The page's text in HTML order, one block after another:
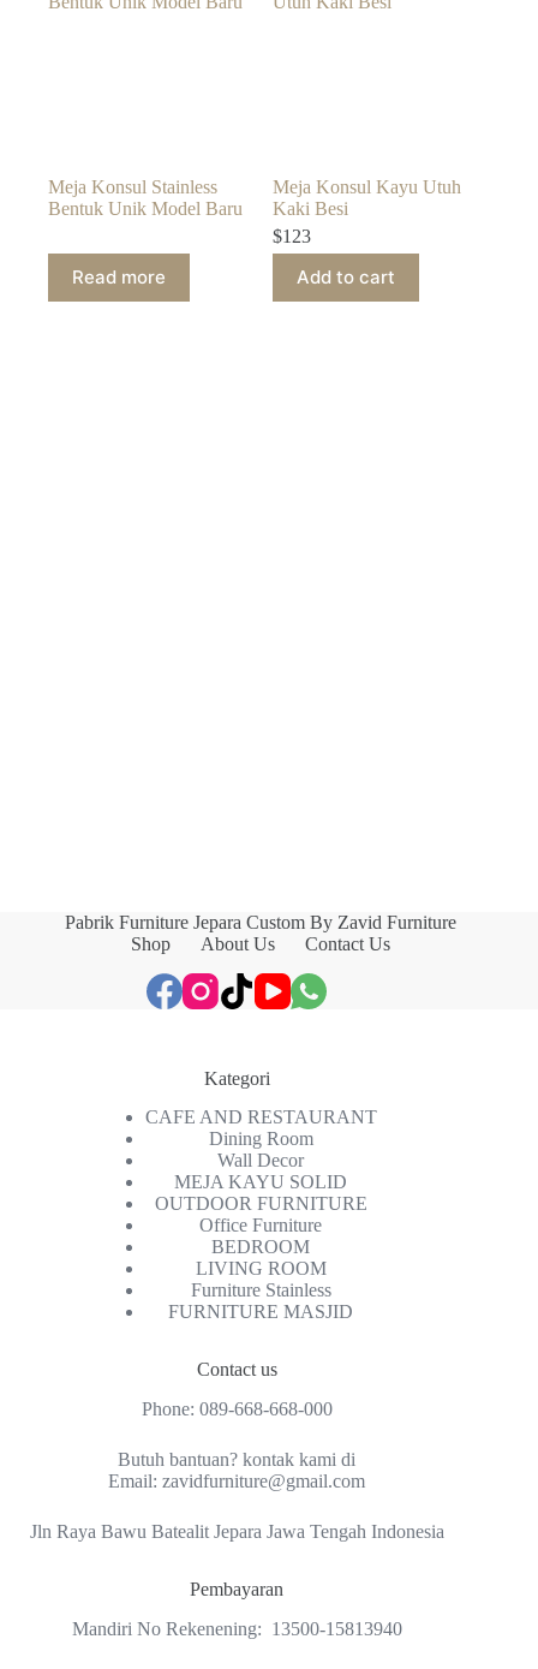
Meja Konsul Stainless
Bentuk Unik Model Baru
Read more
Meja Konsul Kayu Utuh
Kaki Besi
$123
Add to cart
Pabrik Furniture Jepara Custom By Zavid Furniture
Shop
About Us Contact Us
Kategori
CAFE AND RESTAURANT
Dining Room
Wall Decor
MEJA KAYU SOLID
OUTDOOR FURNITURE
Office Furniture
BEDROOM
LIVING ROOM
Furniture Stainless
FURNITURE MASJID
Contact us
Phone: 089-668-668-000
Butuh bantuan? kontak kami di
Email:zavidfurniture@gmail.com
Jln Raya Bawu Batealit Jepara Jawa Tengah Indonesia
Pembayaran
Mandiri No Rekenening: 13500-15813940